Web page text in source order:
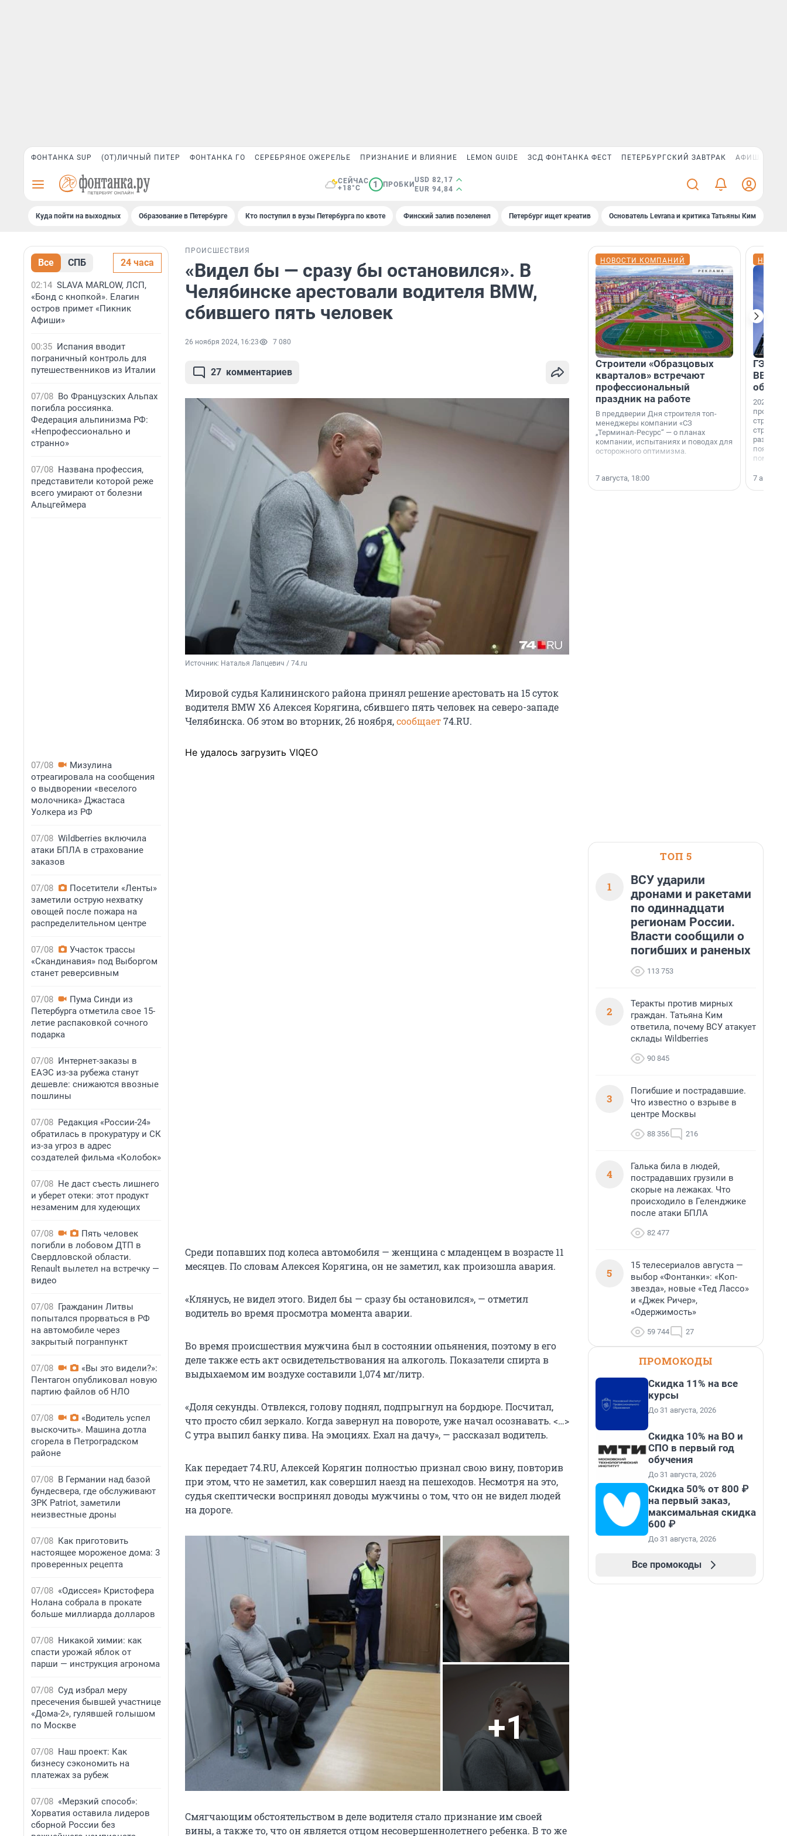
ФОНТАНКА SUP (ОТ)ЛИЧНЫЙ ПИТЕР ФОНТАНКА ГО СЕРЕБРЯНОЕ ОЖЕРЕЛЬЕ ПРИЗНАНИЕ И ВЛИЯНИЕ LEMON GUIDE ЗСД ФОНТАНКА ФЕСТ ПЕТЕРБУРГСКИЙ ЗАВТРАК АФИША PLUS
СЕЙЧАС
+18°C
1 ПРОБКИ
USD 82,17
EUR 94,84
Куда пойти на выходных Образование в Петербурге Кто поступил в вузы Петербурга по квоте Финский залив позеленел Петербург ищет креатив Основатель Levrana и критика Татьяны Ким
Все СПБ 24 часа
02:14 SLAVA MARLOW, ЛСП,
«Бонд с кнопкой». Елагин
остров примет «Пикник
Афиши»
00:35 Испания вводит
пограничный контроль для
путешественников из Италии
07/08 Во Французских Альпах
погибла россиянка.
Федерация альпинизма РФ:
«Непрофессионально и
странно»
07/08 Названа профессия,
представители которой реже
всего умирают от болезни
Альцгеймера
07/08
Мизулина
отреагировала на сообщения
о выдворении «веселого
молочника» Джастаса
Уолкера из РФ
07/08 Wildberries включила
атаки БПЛА в страхование
заказов
07/08
Посетители «Ленты»
заметили острую нехватку
овощей после пожара на
распределительном центре
07/08
Участок трассы
«Скандинавия» под Выборгом
станет реверсивным
07/08
Пума Синди из
Петербурга отметила свое 15-
летие распаковкой сочного
подарка
07/08 Интернет-заказы в
ЕАЭС из-за рубежа станут
дешевле: снижаются ввозные
пошлины
07/08 Редакция «России-24»
обратилась в прокуратуру и СК
из-за угроз в адрес
создателей фильма «Колобок»
07/08 Не даст съесть лишнего
и уберет отеки: этот продукт
незаменим для худеющих
07/08
Пять человек
погибли в лобовом ДТП в
Свердловской области.
Renault вылетел на встречку —
видео
07/08 Гражданин Литвы
попытался прорваться в РФ
на автомобиле через
закрытый погранпункт
07/08
«Вы это видели?»:
Пентагон опубликовал новую
партию файлов об НЛО
07/08
«Водитель успел
выскочить». Машина дотла
сгорела в Петроградском
районе
07/08 В Германии над базой
бундесвера, где обслуживают
ЗРК Patriot, заметили
неизвестные дроны
07/08 Как приготовить
настоящее мороженое дома: 3
проверенных рецепта
07/08 «Одиссея» Кристофера
Нолана собрала в прокате
больше миллиарда долларов
07/08 Никакой химии: как
спасти урожай яблок от
парши — инструкция агронома
07/08 Суд избрал меру
пресечения бывшей участнице
«Дома-2», гулявшей голышом
по Москве
07/08 Наш проект: Как
бизнесу сэкономить на
платежах за рубеж
07/08 «Мерзкий способ»:
Хорватия оставила лидеров
сборной России без
ПРОИСШЕСТВИЯ
«Видел бы — сразу бы остановился». В
Челябинске арестовали водителя BMW,
сбившего пять человек
26 ноября 2024, 16:23 7 080
27 комментариев
Источник: Наталья Лапцевич / 74.ru
Мировой судья Калининского района принял решение арестовать на 15 суток
водителя BMW Х6 Алексея Корягина, сбившего пять человек на северо-западе
Челябинска. Об этом во вторник, 26 ноября,сообщает74.RU.
Не удалось загрузить VIQEO
Среди попавших под колеса автомобиля — женщина с младенцем в возрасте 11
месяцев. По словам Алексея Корягина, он не заметил, как произошла авария.
«Клянусь, не видел этого. Видел бы — сразу бы остановился», — отметил
водитель во время просмотра момента аварии.
Во время происшествия мужчина был в состоянии опьянения, поэтому в его
деле также есть акт освидетельствования на алкоголь. Показатели спирта в
выдыхаемом им воздухе составили 1,074 мг/литр.
«Доля секунды. Отвлекся, голову поднял, подпрыгнул на бордюре. Посчитал,
что просто сбил зеркало. Когда завернул на повороте, уже начал осознавать. <…>
С утра выпил банку пива. На эмоциях. Ехал на дачу», — рассказал водитель.
Как передает 74.RU, Алексей Корягин полностью признал свою вину, повторив
при этом, что не заметил, как совершил наезд на пешеходов. Несмотря на это,
судья скептически воспринял доводы мужчины о том, что он не видел людей
на дороге.
+1
Смягчающим обстоятельством в деле водителя стало признание им своей
вины, а также то, что он является отцом несовершеннолетнего ребенка. В то же
НОВОСТИ КОМПАНИЙ
Строители «Образцовых
кварталов» встречают
профессиональный
праздник на работе
В преддверии Дня строителя топ-
менеджеры компании «СЗ
„Терминал-Ресурс“ — о планах
компании, испытаниях и поводах для
осторожного оптимизма.
7 августа, 18:00
ГЭС,
ВВП: в
об
2026-й —
раз. В
7
ТОП 5
1
ВСУ ударили
дронами и ракетами
по одиннадцати
регионам России.
Власти сообщили о
погибших и раненых
113 753
2
Теракты против мирных
граждан. Татьяна Ким
ответила, почему ВСУ атакует
склады Wildberries
90 845
3
Погибшие и пострадавшие.
Что известно о взрыве в
центре Москвы
88 356 216
4
Галька била в людей,
пострадавших грузили в
скорые на лежаках. Что
происходило в Геленджике
после атаки БПЛА
82 477
5
15 телесериалов августа —
выбор «Фонтанки»: «Коп-
звезда», новые «Тед Лассо»
и «Джек Ричер»,
«Одержимость»
59 744 27
ПРОМОКОДЫ
Скидка 11% на все
курсы
До 31 августа, 2026
Скидка 10% на ВО и
СПО в первый год
обучения
До 31 августа, 2026
Скидка 50% от 800 ₽
на первый заказ,
максимальная скидка
600 ₽
До 31 августа, 2026
Все промокоды